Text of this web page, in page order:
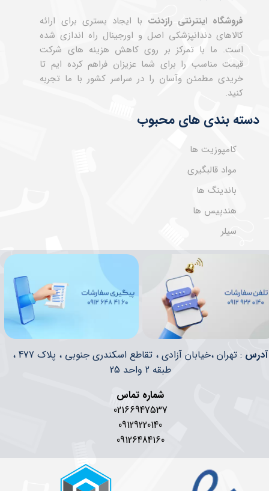
فروشگاه اینترنتی رازدنت با ایجاد بستری برای ارائه
کالاهای دندانپزشکی اصل و اورجینال راه اندازی شده
است. ما با تمرکز بر روی کاهش هزینه های شرکت
قیمت مناسب را برای شما عزیزان فراهم کرده ایم تا
خریدی مطمئن وآسان را در سراسر کشور با ما تجربه
کنید.
دسته بندی های محبوب
کامپوزیت ها
مواد قالبگیری
باندینگ ها
هندپیس ها
سیلر
​​آدرس
: تهران ،خیابان آزادی ، تقاطع اسکندری جنوبی ، پلاک 477 ،
طبقه 2 واحد 25
شماره تماس
02166947537
09129220140
09126484160